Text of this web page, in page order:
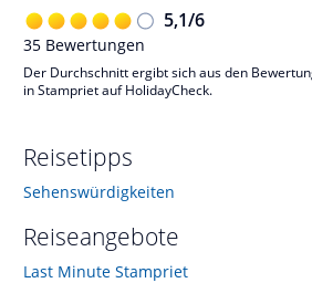
5,1/6
35 Bewertungen
Der Durchschnitt ergibt sich aus den
in Stampriet auf HolidayCheck.
Reisetipps
Sehenswürdigkeiten
Reiseangebote
Last Minute Stampriet